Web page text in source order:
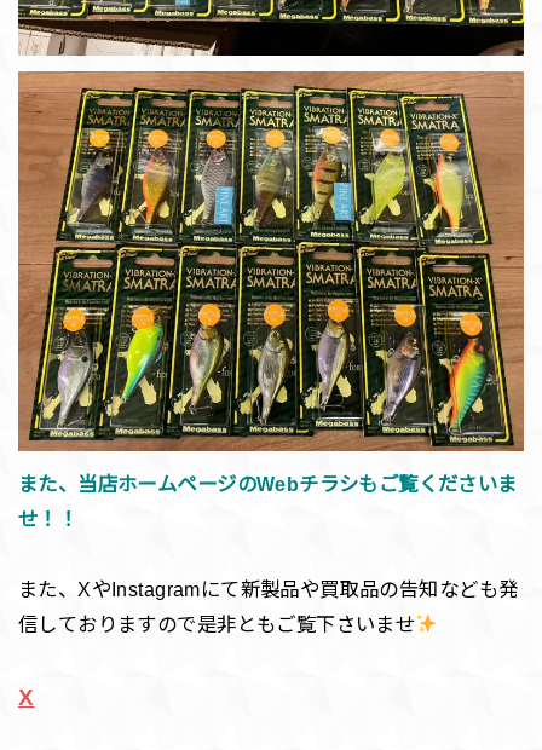
また、当店ホームページのWebチラシもご覧くださいま
せ！！
また、XやInstagramにて新製品や買取品の告知なども発
信しておりますので是非ともご覧下さいませ
X